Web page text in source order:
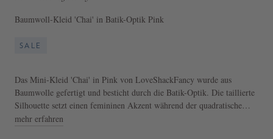
Baumwoll-Kleid 'Chai' in Batik-Optik Pink
SALE
Das Mini-Kleid 'Chai' in Pink von LoveShackFancy wurde aus
Baumwolle gefertigt und besticht durch die Batik-Optik. Die taillierte
Silhouette setzt einen femininen Akzent während der quadratische
Ausschnitt, die Puffärmel und die Volants am Saum das Design
mehr erfahren